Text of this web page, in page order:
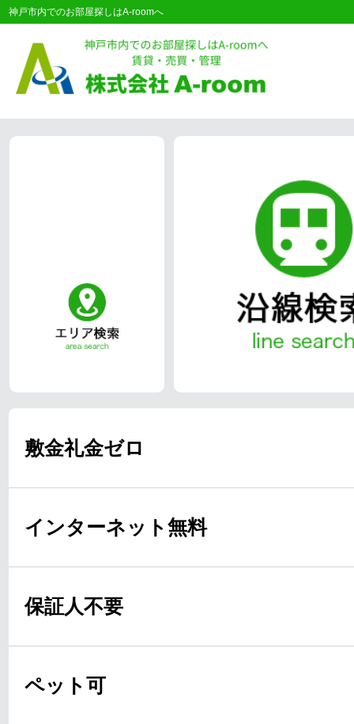
神戸市内でのお部屋探しはA-roomへ
敷金礼金ゼロ
インターネット無料
保証人不要
ペット可